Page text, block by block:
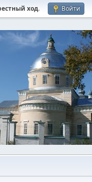
ход. Войти